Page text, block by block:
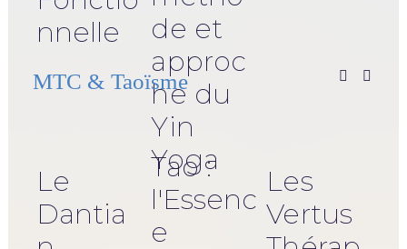
nnelle
de et
approc
he du
Yin
Yoga
MTC & Taoïsme
Le
Dantia
Tao :
l'Essenc
e
Les
Vertus